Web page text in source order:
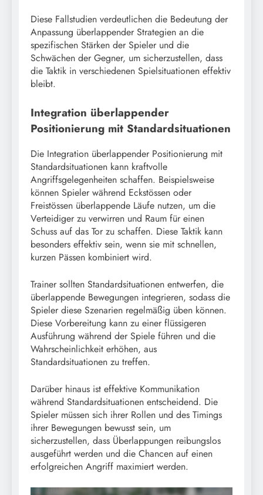
Diese Fallstudien verdeutlichen die Bedeutung der
Anpassung überlappender Strategien an die
spezifischen Stärken der Spieler und die
Schwächen der Gegner, um sicherzustellen, dass
die Taktik in verschiedenen Spielsituationen effektiv
bleibt.
Integration überlappender
Positionierung mit Standardsituationen
Die Integration überlappender Positionierung mit
Standardsituationen kann kraftvolle
Angriffsgelegenheiten schaffen. Beispielsweise
können Spieler während Eckstössen oder
Freistössen überlappende Läufe nutzen, um die
Verteidiger zu verwirren und Raum für einen
Schuss auf das Tor zu schaffen. Diese Taktik kann
besonders effektiv sein, wenn sie mit schnellen,
kurzen Pässen kombiniert wird.
Trainer sollten Standardsituationen entwerfen, die
überlappende Bewegungen integrieren, sodass die
Spieler diese Szenarien regelmäßig üben können.
Diese Vorbereitung kann zu einer flüssigeren
Ausführung während der Spiele führen und die
Wahrscheinlichkeit erhöhen, aus
Standardsituationen zu treffen.
Darüber hinaus ist effektive Kommunikation
während Standardsituationen entscheidend. Die
Spieler müssen sich ihrer Rollen und des Timings
ihrer Bewegungen bewusst sein, um
sicherzustellen, dass Überlappungen reibungslos
ausgeführt werden und die Chancen auf einen
erfolgreichen Angriff maximiert werden.